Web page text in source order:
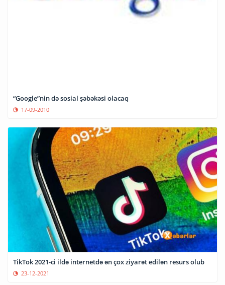
“Google”nin də sosial şəbəkəsi olacaq
17-09-2010
TikTok 2021-ci ildə internetdə ən çox ziyarət edilən resurs olub
23-12-2021